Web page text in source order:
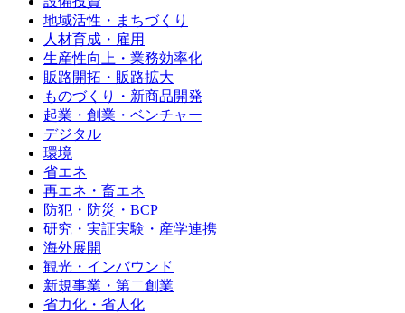
地域活性・まちづくり
人材育成・雇用
生産性向上・業務効率化
販路開拓・販路拡大
ものづくり・新商品開発
起業・創業・ベンチャー
デジタル
環境
省エネ
再エネ・畜エネ
防犯・防災・BCP
研究・実証実験・産学連携
海外展開
観光・インバウンド
新規事業・第二創業
省力化・省人化